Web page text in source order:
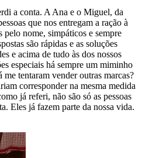
a conta. A Ana e o Miguel, da
que nos entregam a ração à
pelo nome, simpáticos e sempre
são rápidas e as soluções
e acima de tudo às dos nossos
especiais há sempre um miminho
me tentaram vender outras marcas?
corresponder na mesma medida
já referi, não são só as pessoas
Eles já fazem parte da nossa vida.